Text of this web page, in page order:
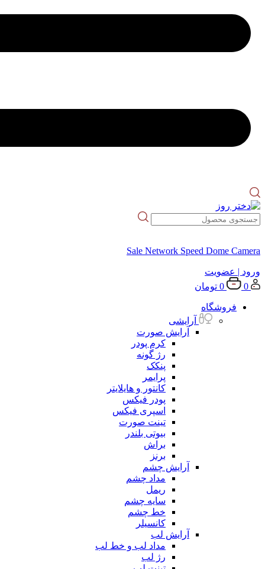
Sale Network Speed Dome Camera
ورود | عضویت
0
0 تومان
فروشگاه
آرایشی
آرایش صورت
کرم پودر
رژ گونه
پنکک
پرایمر
کانتور و هایلایتر
پودر فیکس
اسپری فیکس
تینت صورت
بیوتی بلندر
براش
برنز
آرایش چشم
مداد چشم
ریمل
سایه چشم
خط چشم
کانسیلر
آرایش لب
مداد لب و خط لب
رژ لب